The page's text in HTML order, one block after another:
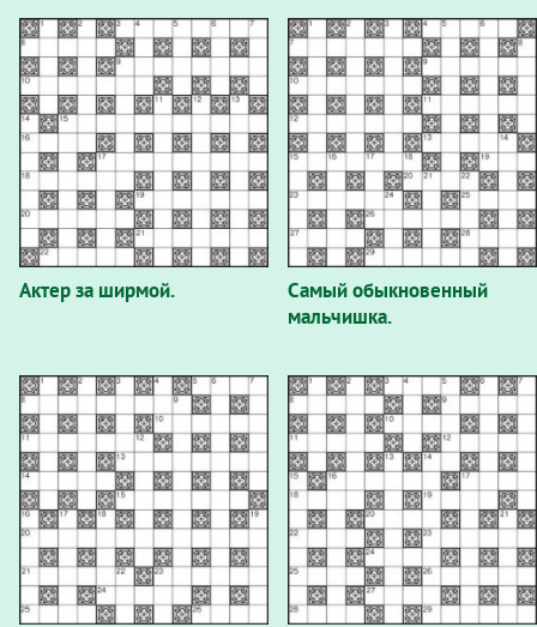
Актер за ширмой.
Самый обыкновенный
мальчишка.